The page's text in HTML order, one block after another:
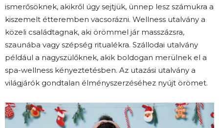
ismerősöknek, akikről úgy sejtjük, ünnep lesz számukra a
kiszemelt étteremben vacsorázni. Wellness utalvány a
közeli családtagnak, aki örömmel jár masszázsra,
szaunába vagy szépség ritualékra. Szállodai utalvány
például a nagyszülőknek, akik boldogan merülnek el a
spa-wellness kényeztetésben. Az utazási utalvány a
világjárók gondtalan élményszerzéséhez nyújt örömet.